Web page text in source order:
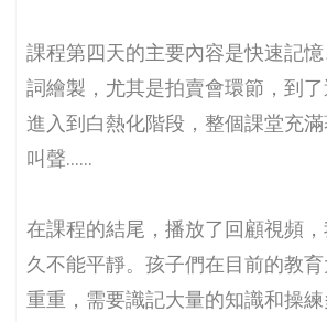
課程第四天的主要內容是快速記
詞繪製，尤其是拍賣會環節，到
進入到白熱化階段，整個課堂充
叫聲……
在課程的結尾，播放了回顧視頻
久不能平靜。孩子們在目前的教
重重，需要識記大量的知識和操